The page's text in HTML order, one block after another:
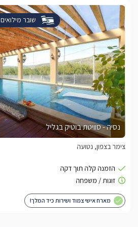
לאירוח קסום ובלתי נשכח.
החוץ
שובר מילואים
נסיה - סוויטת בוטיק בגליל
צימר בצפון, נטועה
מארח אישי צמוד ושירות כיד המלך!